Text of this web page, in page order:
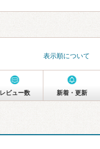
表示順について
レビュー数 新着・更新